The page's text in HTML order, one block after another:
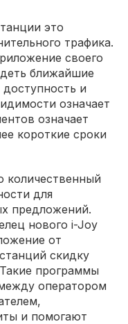
это
трафика.
своего
ближайшие
и
означает
означает
короткие сроки
количественный
для
предложений.
нового i-Joy
от
скидку
программы
оператором
и помогают